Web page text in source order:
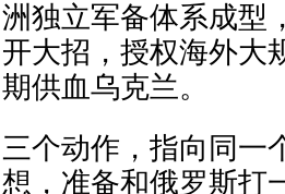
洲独立军备体系成型
开大招，授权海外大
期供血乌克兰。
三个动作，指向同一
想，准备和俄罗斯打